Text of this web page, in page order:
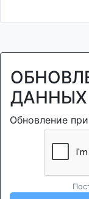
ДАННЫХ
Обновление